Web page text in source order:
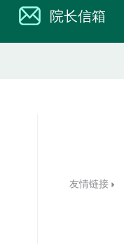
院长信箱
友情链接